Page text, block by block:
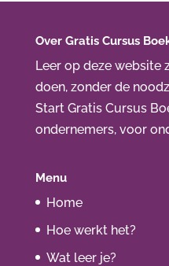
Over Gratis Cursus
Leer op deze website
doen, zonder de
Start Gratis Cursus
ondernemers, voor
Menu
Home
Hoe werkt het?
Wat leer je?